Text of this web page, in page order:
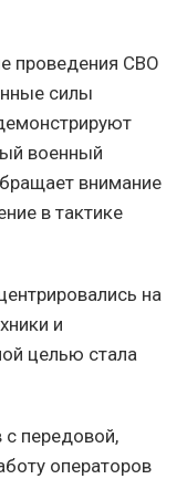
проведения СВО
силы
военный
внимание
в тактике
на
и
целью стала
передовой,
операторов